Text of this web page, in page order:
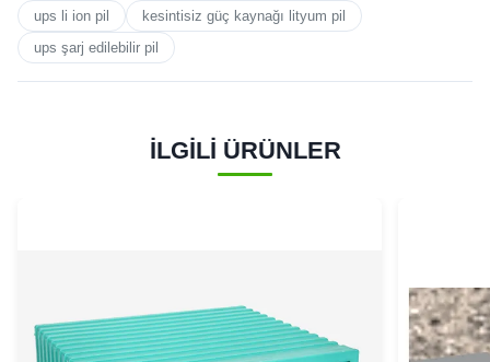
ups li ion pil
kesintisiz güç kaynağı lityum pil
ups şarj edilebilir pil
İLGİLİ ÜRÜNLER